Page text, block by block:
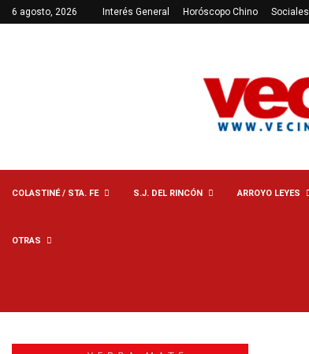
6 agosto, 2026 Interés General Horóscopo Chino Sociales
COLASTINÉ / STA. FE S.J. DEL RINCÓN ARROYO LEYES
OTRAS